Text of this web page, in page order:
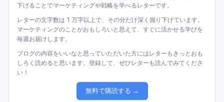
下げることでマーケティングや戦略を学べるレターです。
レターの文字数は 1 万字以上で、その分だけ深く掘り下げています。
マーケティングのことがおもしろいと思えて、すぐに活かせる学びを
毎週お届けします。
ブログの内容をいいなと思っていただいた方にはレターもきっとおも
しろく読めると思います。登録して、ぜひレターも読んでみてくださ
い！
無料で購読する →